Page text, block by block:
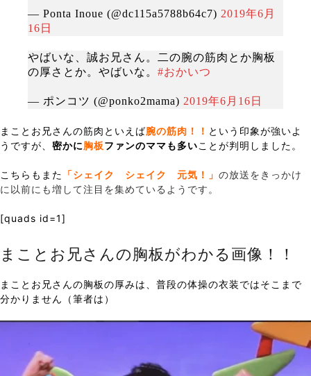
— Ponta Inoue (@dc115a5788b64c7) 2019年6月
16日
やばいな、誠お兄さん。二の腕の筋肉とか胸板
の厚さとか。やばいな。 #おかいつ
— ポンコツ (@ponko2mama) 2019年6月16日
まことお兄さんの筋肉といえば腕の筋肉！！ という印象が強いよ
うですが、 密かに胸板ファンのママも多いことが判明しました。
こちらもまた 「シェイク シェイク 元気！」 の放送をきっかけ
に以前にも増して注目を集めているようです。
[quads id=1]
まことお兄さんの胸板がわかる画像！！
まことお兄さんの胸板の厚みは、普段の体操の衣装ではそこまで
分かりません（筆者は）